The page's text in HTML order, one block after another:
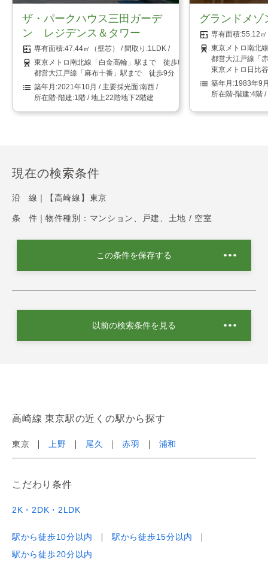
ザ・パークハウス三田ガーデ
ン レジデンス＆タワー
47.44㎡（壁芯）
1LDK
東京メトロ南北線「白金高輪」駅まで 徒歩8分
都営大江戸線「麻布十番」駅まで 徒歩9分
2021年10月
南西
1階 / 地上22階地下2階建
グランドメゾ
55.12
東京メトロ南北
都営大江戸線「
東京メトロ日比
1983年9
4階 /
現在の検索条件
沿 線｜ 【高崎線】東京
条 件｜ 物件種別：マンション、戸建、土地 / 空室
この条件を保存する
以前の検索条件を見る
高崎線 東京駅の近くの駅から探す
東京 上野 尾久 赤羽 浦和
こだわり条件
2K・2DK・2LDK
駅から徒歩10分以内
駅から徒歩15分以内
駅から徒歩20分以内